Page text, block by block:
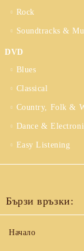
Rock
Soundtracks &
DVD
Blues
Classical
Country, Folk &
Dance &
Easy Listening
Бързи връзки:
Начало